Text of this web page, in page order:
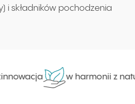
i składników pochodzenia
w harmonii z